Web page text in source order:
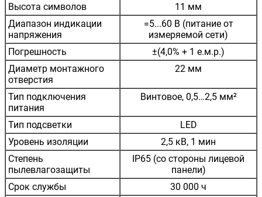
Высота символов
11 мм
Диапазон индикации
напряжения
=5...60 В (питание от
измеряемой сети)
Погрешность
±(4,0% + 1 е.м.р.)
Диаметр монтажного
отверстия
22 мм
Тип подключения
питания
Винтовое, 0,5…2,5 мм²
Тип подсветки
LED
Уровень изоляции
2,5 кВ, 1 мин
Степень
пылевлагозащиты
IP65 (со стороны лицевой
панели)
Срок службы
30 000 ч